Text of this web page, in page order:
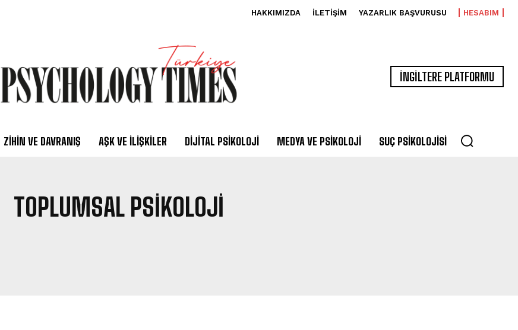
HAKKIMIZDA İLETIŞIM YAZARLIK BAŞVURUSU HESABIM
İNGİLTERE PLATFORMU
ZIHIN VE DAVRANIŞ AŞK VE İLIŞKILER DIJITAL PSIKOLOJI MEDYA VE PSIKOLOJI SUÇ PSIKOLOJISI
TOPLUMSAL PSIKOLOJI